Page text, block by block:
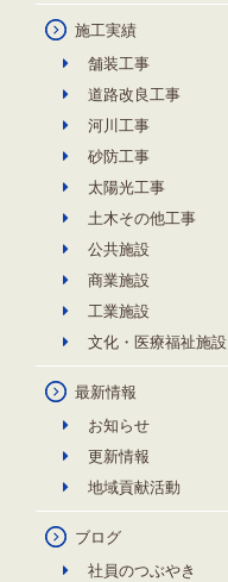
施工実績
舗装工事
道路改良工事
河川工事
砂防工事
太陽光工事
土木その他工事
公共施設
商業施設
工業施設
文化・医療福祉施設
最新情報
お知らせ
更新情報
地域貢献活動
ブログ
社員のつぶやき